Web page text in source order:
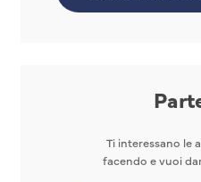
Ti interessano le
facendo e vuoi